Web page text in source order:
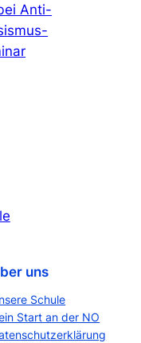
Anti-
uns
Schule
Start an der NO